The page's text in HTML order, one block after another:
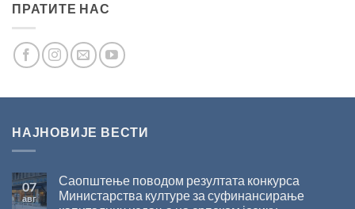
ПРАТИТЕ НАС
НАЈНОВИЈЕ ВЕСТИ
07
авг
Саопштење поводом резултата конкурса
Министарства културе за суфинансирање